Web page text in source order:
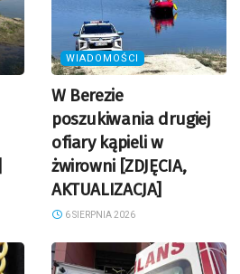
WIADOMOŚCI
W Berezie
poszukiwania drugiej
ofiary kąpieli w
żwirowni [ZDJĘCIA,
AKTUALIZACJA]
6 SIERPNIA 2026